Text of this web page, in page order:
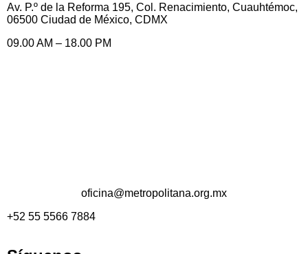
Av. P.º de la Reforma 195, Col. Renacimiento, Cuauhtémoc,
06500 Ciudad de México, CDMX
09.00 AM – 18.00 PM
oficina@metropolitana.org.mx
+52 55 5566 7884